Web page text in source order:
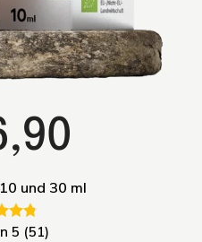
und 30 ml
5 (51)